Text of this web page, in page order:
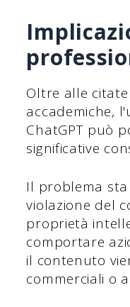
Oltre alle
accademiche,
ChatGPT può
significative
Il problema
violazione del
proprietà
comportare
il contenuto
commerciali o